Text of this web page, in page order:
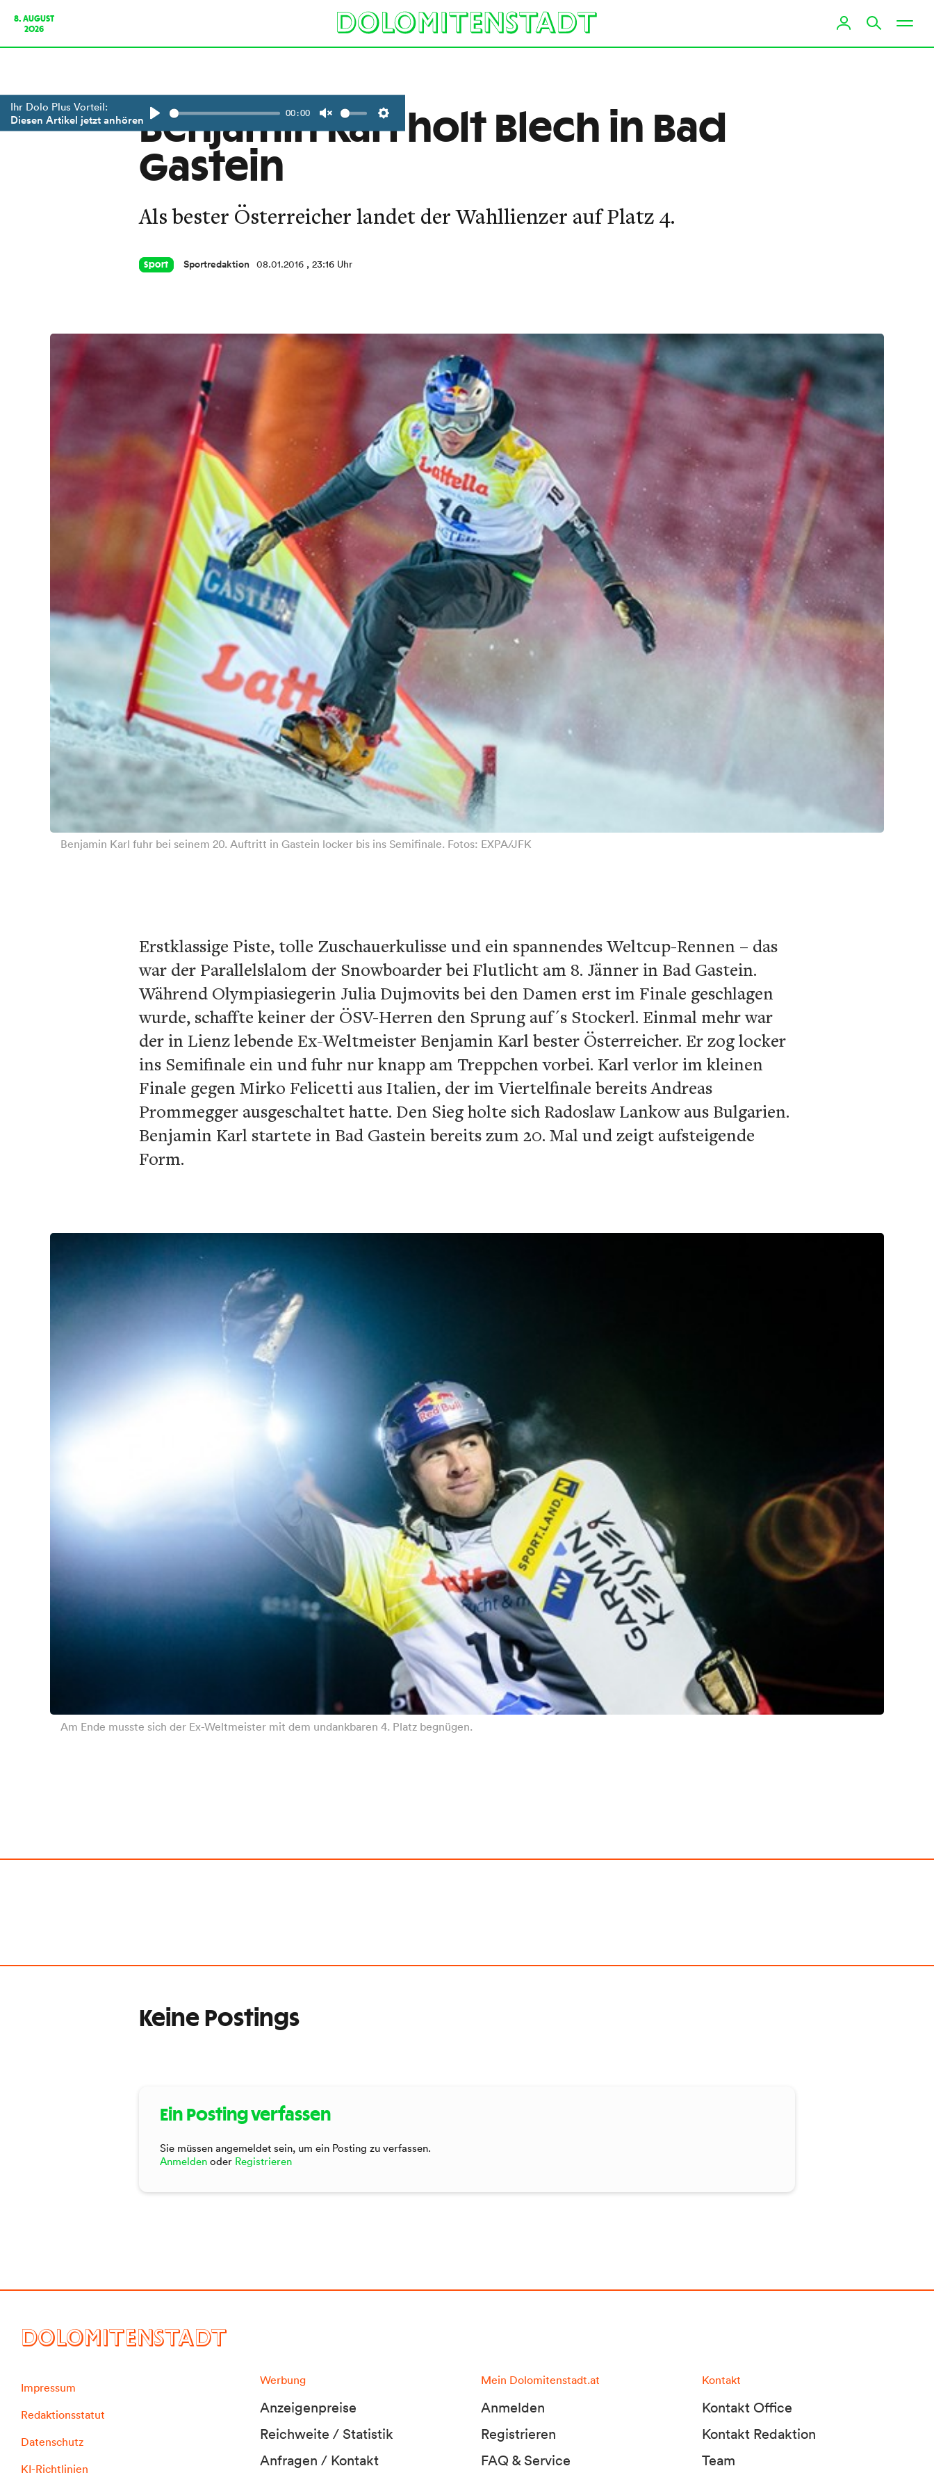
8. AUGUST
2026
Ihr Dolo Plus Vorteil:
Diesen Artikel jetzt anhören
Play
00:00
Unmute Settings
Benjamin Karl holt Blech in Bad
Gastein
Als bester Österreicher landet der Wahllienzer auf Platz 4.
Sport Sportredaktion 08.01.2016 , 23:16 Uhr
Benjamin Karl fuhr bei seinem 20. Auftritt in Gastein locker bis ins Semifinale. Fotos: EXPA/JFK
Erstklassige Piste, tolle Zuschauerkulisse und ein spannendes Weltcup-Rennen – das
war der Parallelslalom der Snowboarder bei Flutlicht am 8. Jänner in Bad Gastein.
Während Olympiasiegerin Julia Dujmovits bei den Damen erst im Finale geschlagen
wurde, schaffte keiner der ÖSV-Herren den Sprung auf´s Stockerl. Einmal mehr war
der in Lienz lebende Ex-Weltmeister Benjamin Karl bester Österreicher. Er zog locker
ins Semifinale ein und fuhr nur knapp am Treppchen vorbei. Karl verlor im kleinen
Finale gegen Mirko Felicetti aus Italien, der im Viertelfinale bereits Andreas
Prommegger ausgeschaltet hatte. Den Sieg holte sich Radoslaw Lankow aus Bulgarien.
Benjamin Karl startete in Bad Gastein bereits zum 20. Mal und zeigt aufsteigende
Form.
Am Ende musste sich der Ex-Weltmeister mit dem undankbaren 4. Platz begnügen.
Keine Postings
Ein Posting verfassen
Sie müssen angemeldet sein, um ein Posting zu verfassen.
Anmelden oder Registrieren
DOLOMITENSTADT
Impressum
Redaktionsstatut
Datenschutz
KI-Richtlinien
Werbung
Anzeigenpreise
Reichweite / Statistik
Anfragen / Kontakt
Mein Dolomitenstadt.at
Anmelden
Registrieren
FAQ & Service
Kontakt
Kontakt Office
Kontakt Redaktion
Team